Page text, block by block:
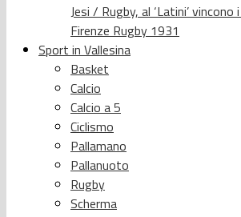
Jesi / Rugby, al ‘Latini’
Firenze Rugby 1931
Sport in Vallesina
Basket
Calcio
Calcio a 5
Ciclismo
Pallamano
Pallanuoto
Rugby
Scherma